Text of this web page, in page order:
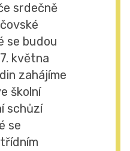
srdečně
se budou
května
zahájíme
školní
schůzí
se